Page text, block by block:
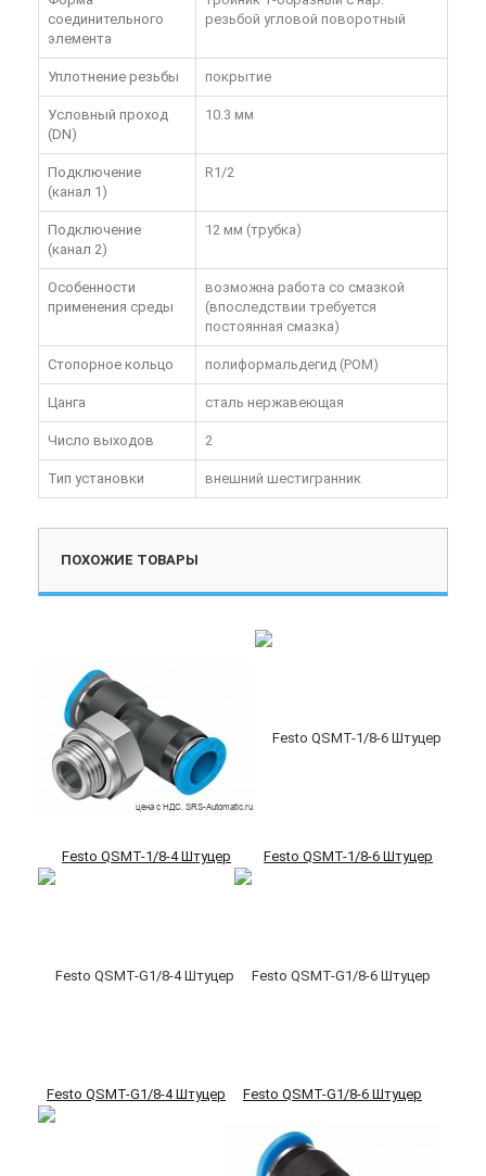
соединительного
элемента
резьбой угловой поворотный
Уплотнение резьбы покрытие
Условный проход
(DN)
10.3 мм
Подключение
(канал 1)
R1/2
Подключение
(канал 2)
12 мм (трубка)
Особенности
применения среды
возможна работа со смазкой
(впоследствии требуется
постоянная смазка)
Стопорное кольцо полиформальдегид (POM)
Цанга сталь нержавеющая
Число выходов 2
Тип установки внешний шестигранник
ПОХОЖИЕ ТОВАРЫ
Festo QSMT-1/8-4 Штуцер Festo QSMT-1/8-6 Штуцер
Festo QSMT-G1/8-4 Штуцер Festo QSMT-G1/8-6 Штуцер